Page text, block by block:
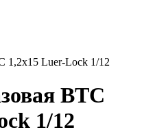
1,2х15 Luer-Lock 1/12
ВТС
1/12